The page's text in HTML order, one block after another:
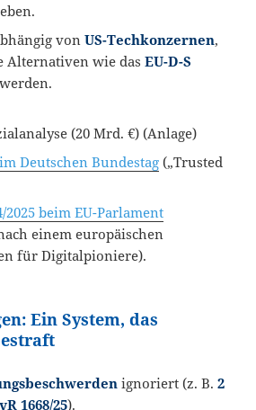
vonUS-Techkonzernen,
Alternativen wie dasEU-D-S
(20 Mrd. €) (Anlage)
Deutschen Bundestag („Trusted
2025 beim EU-Parlament
einem europäischen
für Digitalpioniere).
Ein System, das
ignoriert (z. B.2
1668/25).